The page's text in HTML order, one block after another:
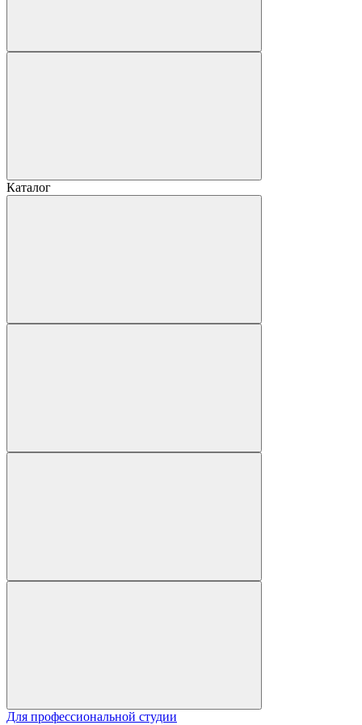
Каталог
Для профессиональной студии